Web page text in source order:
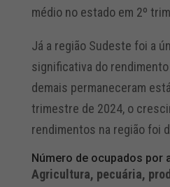
médio no estado em 2º
Já a região Sudeste foi a
significativa do rendimento
demais permaneceram
trimestre de 2024, o
rendimentos na região foi
Número de ocupados por
Agricultura, pecuária,